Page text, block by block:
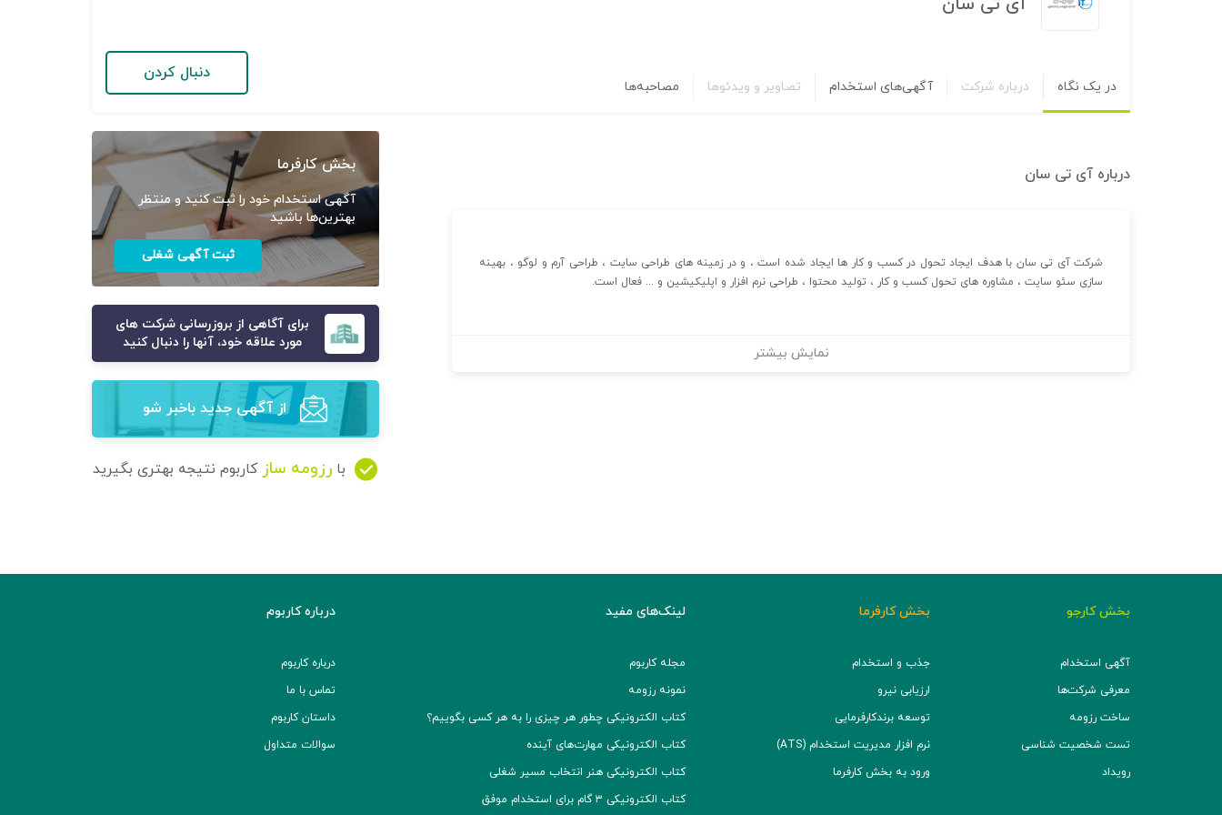
در یک نگاه درباره شرکت آگهی‌های استخدام تصاویر و ویدئوها مصاحبه‌ها
دنبال کردن
درباره آی تی سان
شرکت آی تی سان با هدف ایجاد تحول در کسب و کار ها ایجاد شده است ، و در زمینه های طراحی سایت ، طراحی آرم و لوگو ، بهینه
سازی سئو سایت ، مشاوره های تحول کسب و کار ، تولید محتوا ، طراحی نرم افزار و اپلیکیشین و ... فعال است.
نمایش بیشتر
بخش کارفرما
آگهی استخدام خود را ثبت کنید و منتظر
بهترین‌ها باشید
ثبت آگهی شغلی
برای آگاهی از بروزرسانی شرکت های
مورد علاقه خود، آنها را دنبال کنید
از آگهی‌ جدید باخبر شو
با رزومه ساز کاربوم نتیجه بهتری بگیرید
بخش کارجو
آگهی استخدام
معرفی شرکت‌ها
ساخت رزومه
تست شخصیت شناسی
رویداد
بخش کارفرما
جذب و استخدام
ارزیابی نیرو
توسعه برند‌کارفرمایی
نرم افزار مدیریت استخدام (ATS)
ورود به بخش کارفرما
لینک‌های مفید
مجله کاربوم
نمونه رزومه
کتاب الکترونیکی چطور هر چیزی را به هر کسی بگوییم؟
کتاب الکترونیکی مهارت‌های آینده
کتاب الکترونیکی هنر انتخاب مسیر شغلی
کتاب الکترونیکی ۳ گام برای استخدام موفق
درباره کاربوم
درباره کاربوم
تماس با ما
داستان کاربوم
سوالات متداول